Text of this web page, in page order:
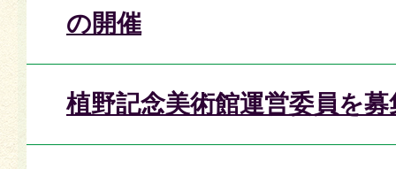
の開催
植野記念美術館運営委員を募